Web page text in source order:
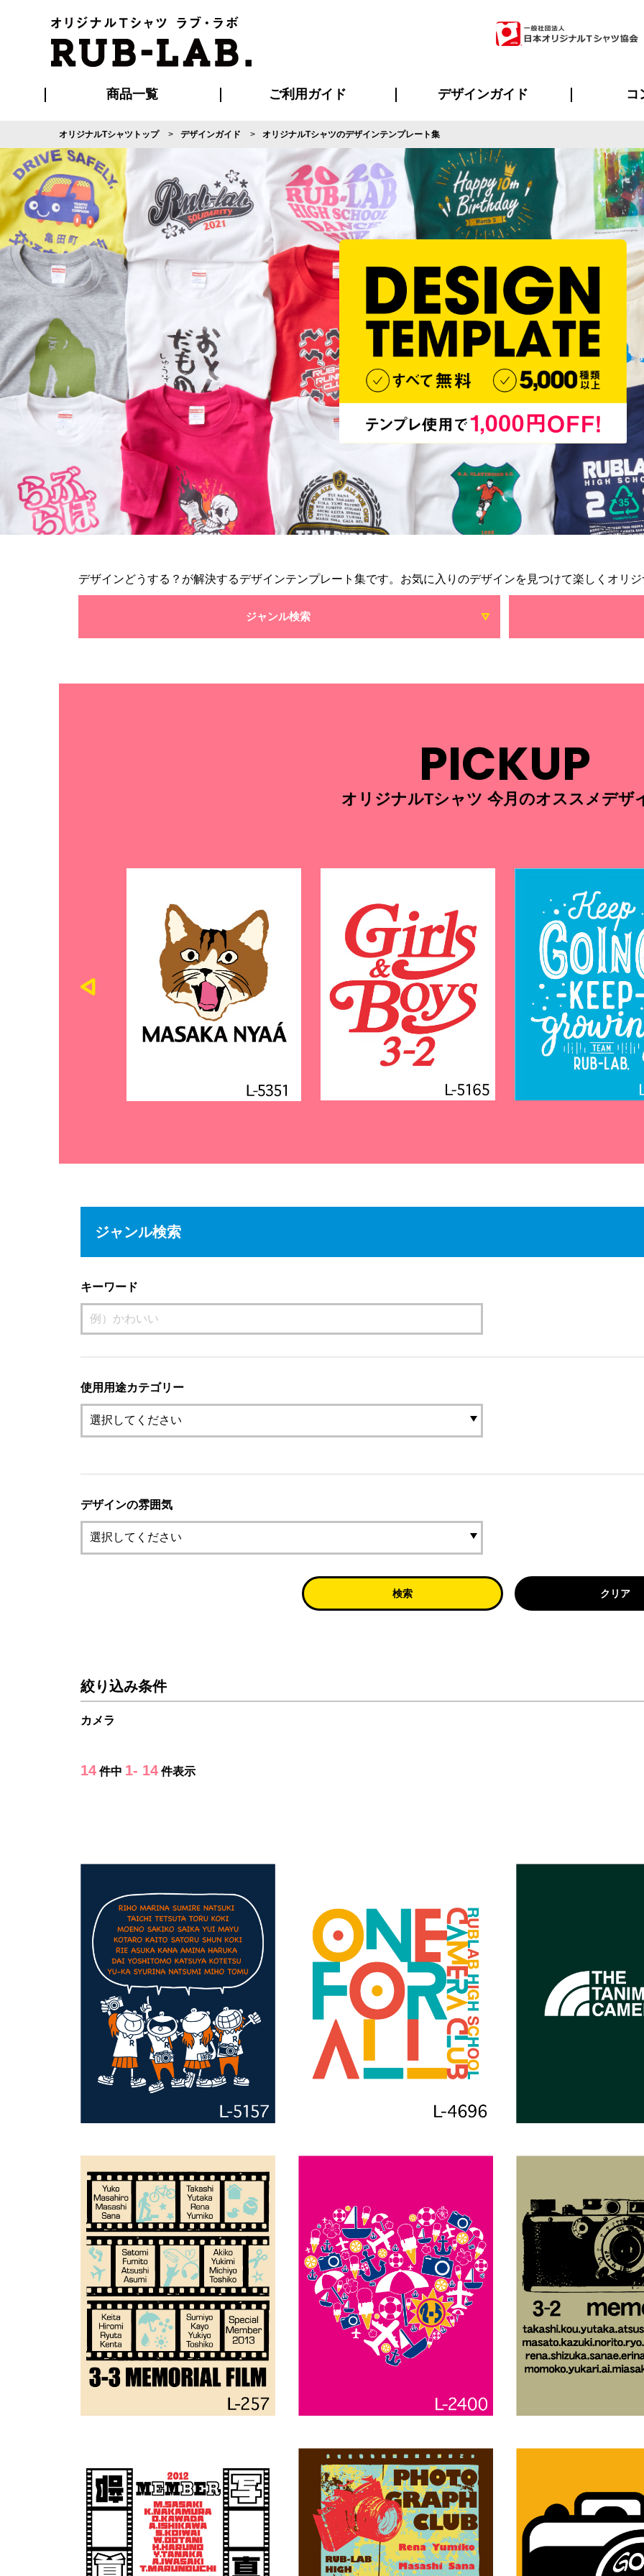
商品一覧
Tシャツ ポロシャツ パーカー・スウェット
ブルゾン・コート セットアップ・ジャージ ツナギ スポー
ハッピ キャップ・バンダナ グッズ全般 の
ご利用ガイド
ご利用ガイド
はじめての方へ
再注文の方へ
お支払い方法について
割引まとめページ
発送・特急サービスについて
版の保管期限について
マイページ会員のメリット
よくあるご質問
デザインガイド
デザイン入稿について
デザイン料について
デザインテンプレート集
デザインシミュレーター
書体一覧（フォント集）
プリント・加工一覧
コ
オリジナルTシャツトップ デザインガイド オリジナルTシャツのデザインテンプレート集
デザインどうする？が解決するデザインテンプレート集です。お気に入りのデザインを見つけて楽しくオリ
ジャンル検索
PICKUP
オリジナルTシャツ 今月のオススメデザ
ジャンル検索
キーワード
使用用途カテゴリー
デザインの雰囲気
検索 クリア
絞り込み条件
カメラ
14 件中 1- 14 件表示